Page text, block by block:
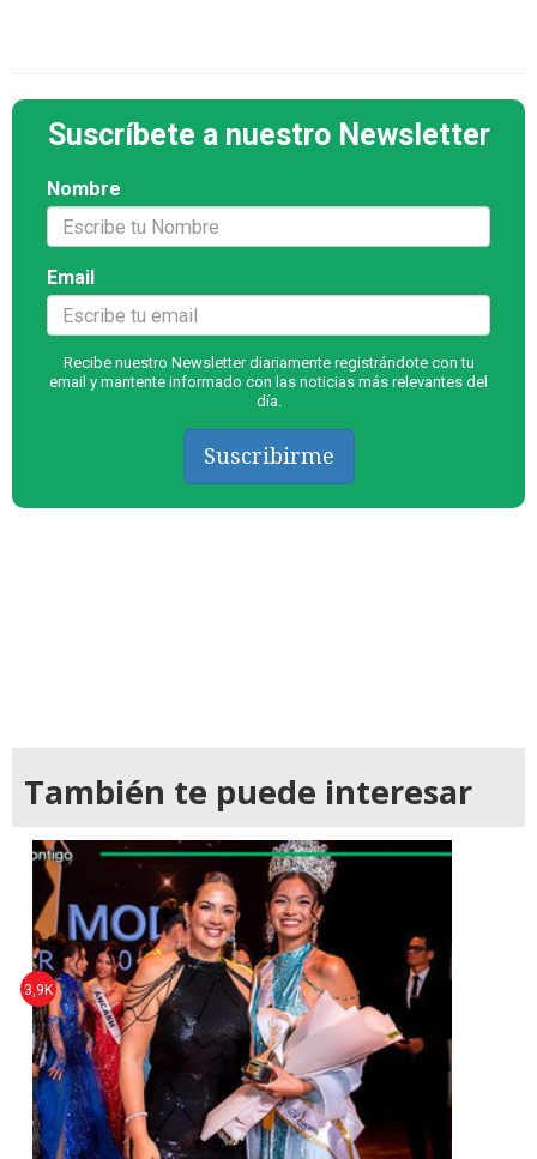
Suscríbete a nuestro Newsletter
Nombre
Email
Recibe nuestro Newsletter diariamente registrándote con tu
email y mantente informado con las noticias más relevantes del
día.
Suscribirme
También te puede interesar
3,9K